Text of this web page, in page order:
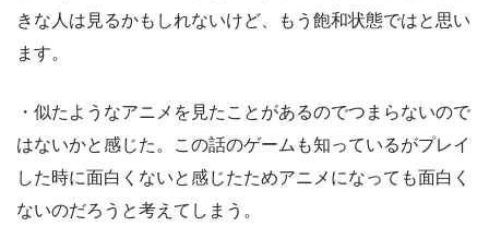
きな人は見るかもしれないけど、もう飽和状態ではと思い
ます。
・似たようなアニメを見たことがあるのでつまらないので
はないかと感じた。この話のゲームも知っているがプレイ
した時に面白くないと感じたためアニメになっても面白く
ないのだろうと考えてしまう。